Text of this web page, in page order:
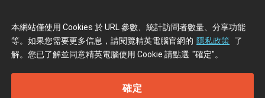
本網站僅使用 Cookies 於 URL 參數、統計訪問者數量、分享功能
等。如果您需要更多信息，請閱覽精英電腦官網的 隱私政策 了
解。您已了解並同意精英電腦使用 Cookie 請點選 "確定"。
確定